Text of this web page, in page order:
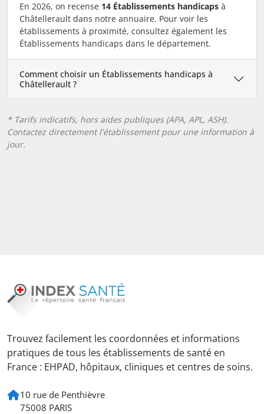
En 2026, on recense 14 Établissements handicaps à
Châtellerault dans notre annuaire. Pour voir les
établissements à proximité, consultez également les
Établissements handicaps dans le département.
Comment choisir un Établissements handicaps à
Châtellerault ?
* Tarifs indicatifs, hors aides publiques (APA, APL, ASH).
Contactez directement l'établissement pour une information à
jour.
Trouvez facilement les coordonnées et informations
pratiques de tous les établissements de santé en
France : EHPAD, hôpitaux, cliniques et centres de soins.
10 rue de Penthièvre
75008 PARIS